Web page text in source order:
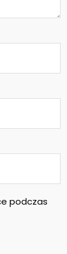
podczas